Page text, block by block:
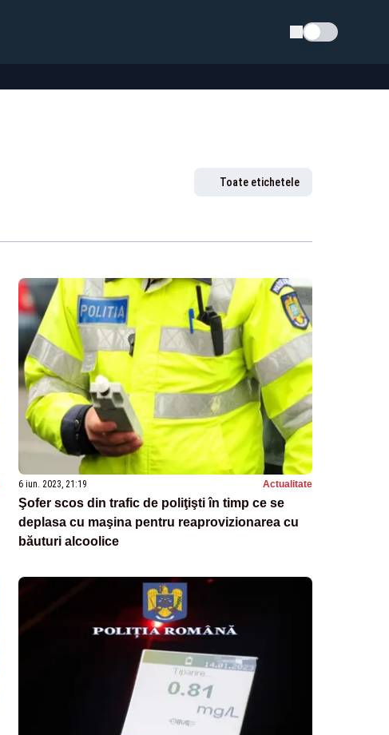
Schimba tema
Toate etichetele
6 iun. 2023, 21:19 Actualitate
Şofer scos din trafic de poliţişti în timp ce se
deplasa cu maşina pentru reaprovizionarea cu
băuturi alcoolice